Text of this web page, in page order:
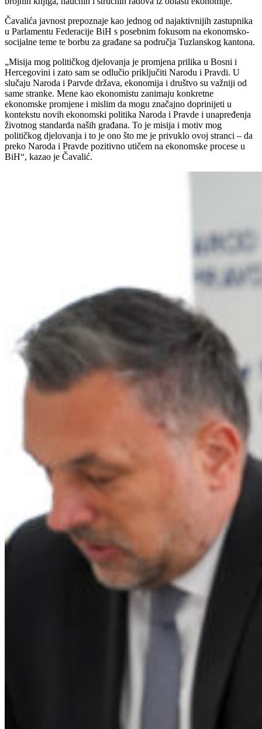
Čavalića javnost prepoznaje kao jednog od najaktivnijih zastupnika
u Parlamentu Federacije BiH s posebnim fokusom na ekonomsko-
socijalne teme te borbu za građane sa područja Tuzlanskog kantona.
„Misija mog političkog djelovanja je promjena prilika u Bosni i
Hercegovini i zato sam se odlučio priključiti Narodu i Pravdi. U
slučaju Naroda i Parvde država, ekonomija i društvo su važniji od
same stranke. Mene kao ekonomistu zanimaju konkretne
ekonomske promjene i mislim da mogu značajno doprinijeti u
kontekstu novih ekonomski politika Naroda i Pravde i unapređenja
životnog standarda naših građana. To je misija i motiv mog
političkog djelovanja i to je ono što me je privuklo ovoj stranci – da
preko Naroda i Pravde pozitivno utičem na ekonomske procese u
BiH“, kazao je Čavalić.